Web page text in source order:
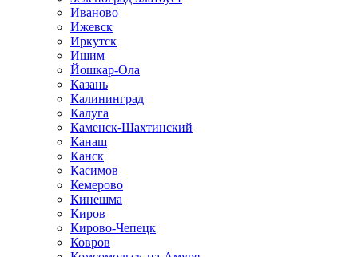
Иваново
Ижевск
Иркутск
Ишим
Йошкар-Ола
Казань
Калининград
Калуга
Каменск-Шахтинский
Канаш
Канск
Касимов
Кемерово
Кинешма
Киров
Кирово-Чепецк
Ковров